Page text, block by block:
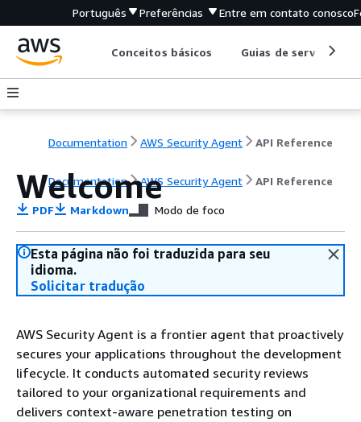
Português Preferências Entre em contato conosco
Conceitos básicos Guias de serviço
Documentation AWS Security Agent API Reference
Documentation AWS Security Agent API Reference
Welcome
PDF Markdown Modo de foco
Esta página não foi traduzida para seu
idioma.
Solicitar tradução
AWS Security Agent is a frontier agent that proactively
secures your applications throughout the development
lifecycle. It conducts automated security reviews
tailored to your organizational requirements and
delivers context-aware penetration testing on